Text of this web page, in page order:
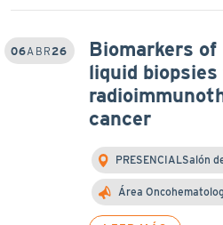
06ABR 26
Biomarkers of
liquid
cancer
PRESENCIALSalón
Área